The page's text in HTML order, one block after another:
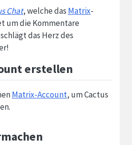
Chat, welche das Matrix-
um die Kommentare
das Herz des
erstellen
Matrix-Account, um Cactus